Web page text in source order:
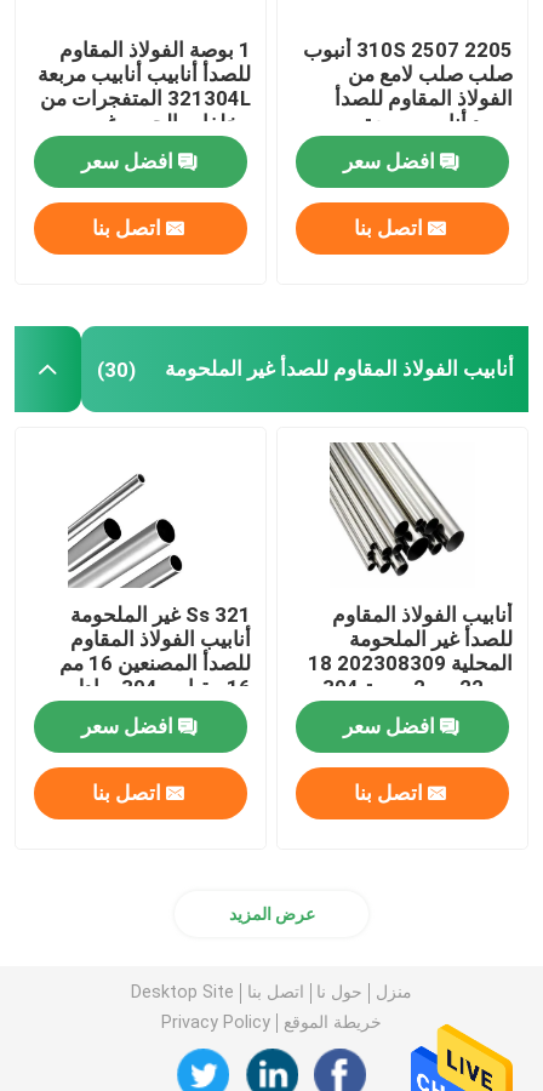
2205 2507 310S أنبوب
صلب صلب لامع من
الفولاذ المقاوم للصدأ
مورد أنابيب مربعة
2013030304L 316
316L
افضل سعر
اتصل بنا
1 بوصة الفولاذ المقاوم
للصدأ أنابيب أنابيب مربعة
321304L المتفجرات من
مخلفات الحرب غير
الملحومة 316l 310s 0.4
مم
افضل سعر
اتصل بنا
أنابيب الفولاذ المقاوم للصدأ غير الملحومة (30)
أنابيب الفولاذ المقاوم
للصدأ غير الملحومة
المحلية 202308309 18
مم 22 مم 2 بوصة 304
أنبوب إينوكس
افضل سعر
اتصل بنا
Ss 321 غير الملحومة
أنابيب الفولاذ المقاوم
للصدأ المصنعين 16 مم
16 مقياس 304 مبادل
حراري
افضل سعر
اتصل بنا
عرض المزيد
منزل حول نا اتصل بنا
Desktop Site
خريطة الموقع
Privacy Policy